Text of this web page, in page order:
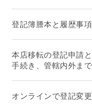
登記簿謄本と履歴事
本店移転の登記申請
手続き、管轄内外ま
オンラインで登記変